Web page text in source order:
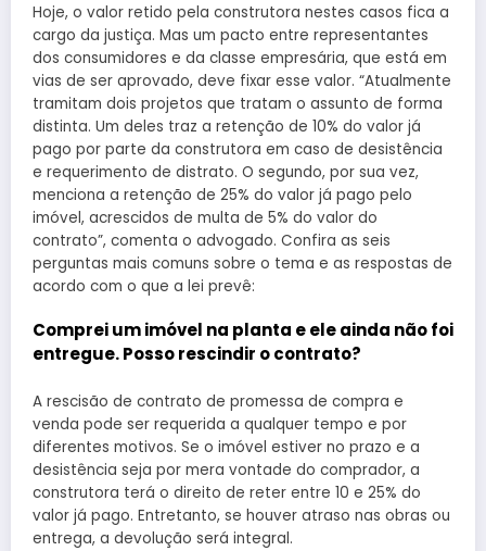
Hoje, o valor retido pela construtora nestes casos fica a
cargo da justiça. Mas um pacto entre representantes
dos consumidores e da classe empresária, que está em
vias de ser aprovado, deve fixar esse valor. “Atualmente
tramitam dois projetos que tratam o assunto de forma
distinta. Um deles traz a retenção de 10% do valor já
pago por parte da construtora em caso de desistência
e requerimento de distrato. O segundo, por sua vez,
menciona a retenção de 25% do valor já pago pelo
imóvel, acrescidos de multa de 5% do valor do
contrato”, comenta o advogado. Confira as seis
perguntas mais comuns sobre o tema e as respostas de
acordo com o que a lei prevê:
Comprei um imóvel na planta e ele ainda não foi
entregue. Posso rescindir o contrato?
A rescisão de contrato de promessa de compra e
venda pode ser requerida a qualquer tempo e por
diferentes motivos. Se o imóvel estiver no prazo e a
desistência seja por mera vontade do comprador, a
construtora terá o direito de reter entre 10 e 25% do
valor já pago. Entretanto, se houver atraso nas obras ou
entrega, a devolução será integral.